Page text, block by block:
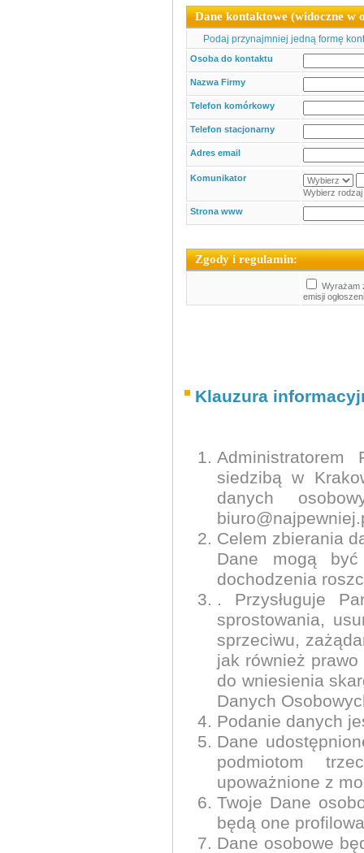
Dane kontaktowe (widoczne w
Podaj przynajmniej jedną formę
Osoba do kontaktu
Nazwa Firmy
Telefon komórkowy
Telefon stacjonarny
Adres email
Komunikator
Wybierz
Strona www
Zgody i regulamin:
Wyrażam
emisji
Klauzura
siedzibą w
danych
Celem zbierania
Dane mogą
dochodzenia
. Przysługuje
sprostowania,
sprzeciwu,
jak również
do wniesienia
Danych
Podanie danych
Dane
podmiotom
upoważnione z
Twoje Dane
będą one
Dane osobowe